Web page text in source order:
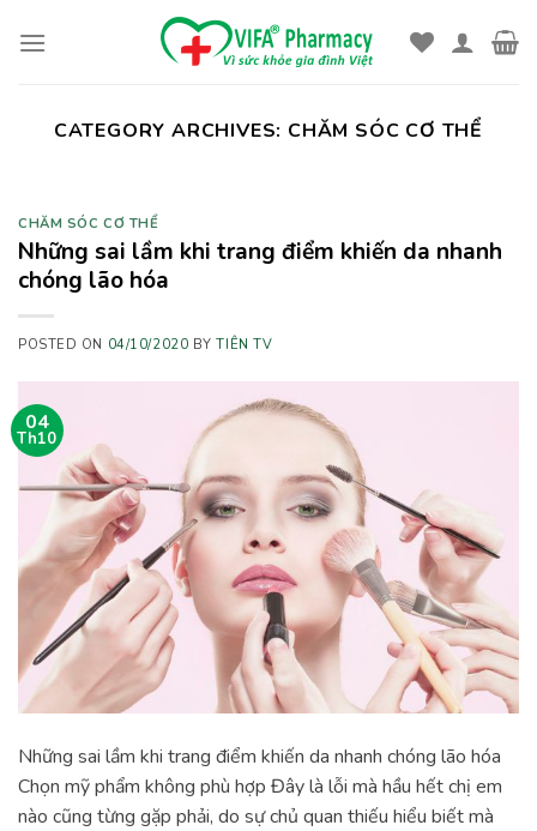
CATEGORY ARCHIVES: CHĂM SÓC CƠ THỂ
CHĂM SÓC CƠ THỂ
Những sai lầm khi trang điểm khiến da nhanh
chóng lão hóa
POSTED ON 04/10/2020 BYTIÊN TV
04
Th10
Những sai lầm khi trang điểm khiến da nhanh chóng lão hóa
Chọn mỹ phẩm không phù hợp Đây là lỗi mà hầu hết chị em
nào cũng từng gặp phải, do sự chủ quan thiếu hiểu biết mà